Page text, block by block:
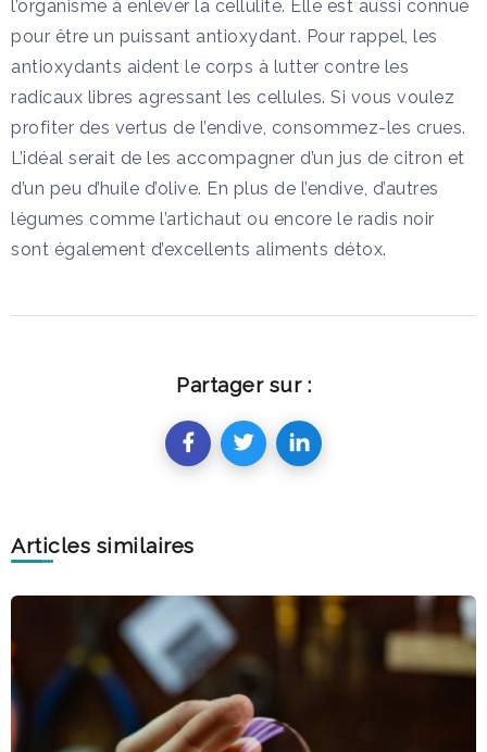
l’organisme à enlever la cellulite. Elle est aussi connue
pour être un puissant antioxydant. Pour rappel, les
antioxydants aident le corps à lutter contre les
radicaux libres agressant les cellules. Si vous voulez
profiter des vertus de l’endive, consommez-les crues.
L’idéal serait de les accompagner d’un jus de citron et
d’un peu d’huile d’olive. En plus de l’endive, d’autres
légumes comme l’artichaut ou encore le radis noir
sont également d’excellents aliments détox.
Partager sur :
Articles similaires